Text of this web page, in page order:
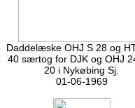
Daddelæske OHJ S 28 og
40 særtog for DJK og OHJ
20 i Nykøbing Sj.
01-06-1969